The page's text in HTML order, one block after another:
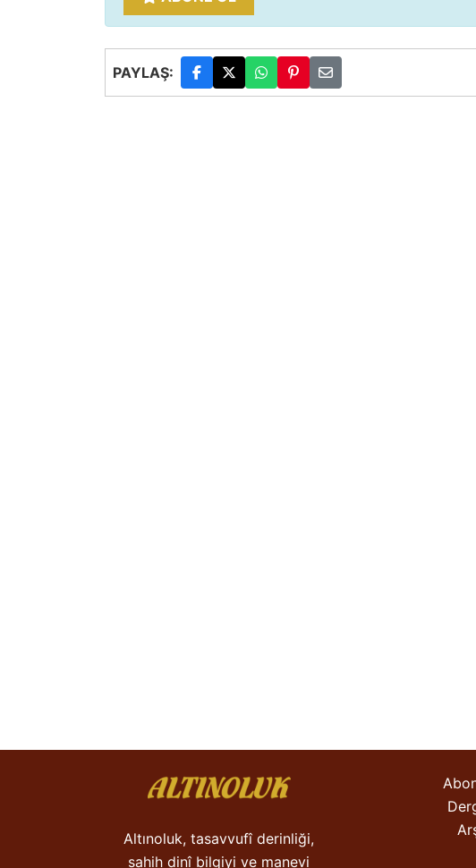
PAYLAŞ:
Altınoluk, tasavvufî derinliği,
sahih dinî bilgiyi ve manevi